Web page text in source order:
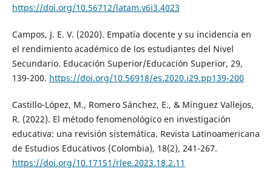
https://doi.org/10.56712/latam.v6i3.4023
Campos, J. E. V. (2020). Empatía docente y su incidencia en
el rendimiento académico de los estudiantes del Nivel
Secundario. Educación Superior/Educación Superior, 29,
139-200. https://doi.org/10.56918/es.2020.i29.pp139-200
Castillo-López, M., Romero Sánchez, E., & Mínguez Vallejos,
R. (2022). El método fenomenológico en investigación
educativa: una revisión sistemática. Revista Latinoamericana
de Estudios Educativos (Colombia), 18(2), 241-267.
https://doi.org/10.17151/rlee.2023.18.2.11